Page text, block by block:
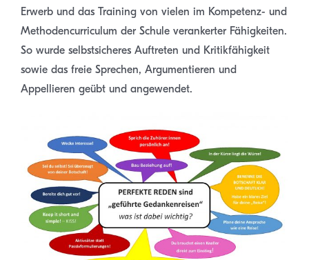
Erwerb und das Training von vielen im Kompetenz- und
Methodencurriculum der Schule verankerter Fähigkeiten.
So wurde selbstsicheres Auftreten und Kritikfähigkeit
sowie das freie Sprechen, Argumentieren und
Appellieren geübt und angewendet.